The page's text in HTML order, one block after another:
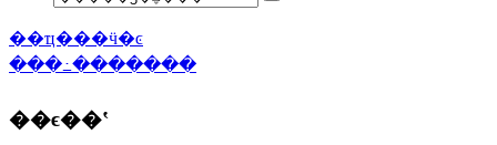
��ҵ���ӵ�ͼ
���߸�������
��ϵ��ʽ